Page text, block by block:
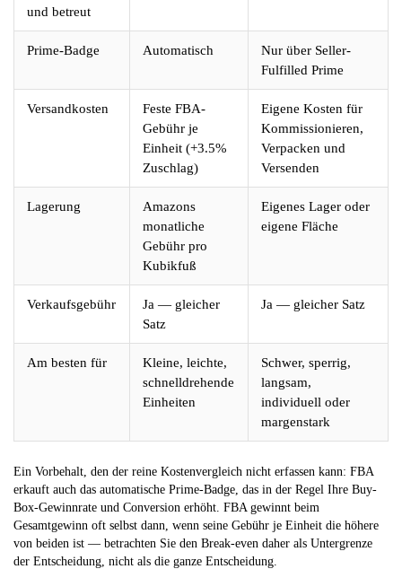
und betreut
Prime-Badge Automatisch
Nur über Seller-
Fulfilled Prime
Versandkosten
Feste FBA-
Gebühr je
Einheit (+3.5%
Zuschlag)
Eigene Kosten für
Kommissionieren,
Verpacken und
Versenden
Lagerung
Amazons
monatliche
Gebühr pro
Kubikfuß
Eigenes Lager oder
eigene Fläche
Verkaufsgebühr
Ja — gleicher
Satz
Ja — gleicher Satz
Am besten für
Kleine, leichte,
schnelldrehende
Einheiten
Schwer, sperrig,
langsam,
individuell oder
margenstark
Ein Vorbehalt, den der reine Kostenvergleich nicht erfassen kann: FBA
erkauft auch das automatische Prime-Badge, das in der Regel Ihre Buy-
Box-Gewinnrate und Conversion erhöht. FBA gewinnt beim
Gesamtgewinn oft selbst dann, wenn seine Gebühr je Einheit die höhere
von beiden ist — betrachten Sie den Break-even daher als Untergrenze
der Entscheidung, nicht als die ganze Entscheidung.